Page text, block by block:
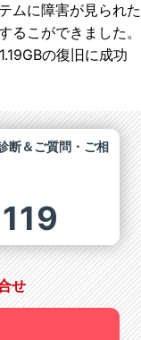
ムに障害が見られた
るこができました。
の復旧に成功
断＆ご質問・ご相
せ